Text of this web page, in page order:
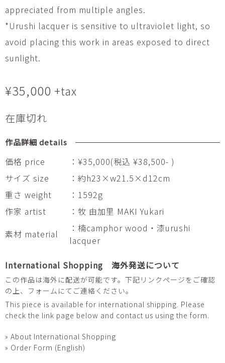
appreciated from multiple angles.
*Urushi lacquer is sensitive to ultraviolet light, so
avoid placing this work in areas exposed to direct
sunlight.
¥35,000 +tax
在庫切れ
作品詳細 details
価格 price
：¥35,000(税込 ¥38,500- )
サイズ size
：約h23×w21.5×d12cm
重さ weight
：1592g
作家 artist
：牧 由加里 MAKI Yukari
素材 material
：楠camphor wood・漆urushi
lacquer
International Shopping 海外発送について
この作品は海外に配送が可能です。下記リンクページをご確認
の上、フォームにてご連絡ください。
This piece is available for international shipping. Please
check the link page below and contact us using the form.
» About International Shopping
» Order Form (English)